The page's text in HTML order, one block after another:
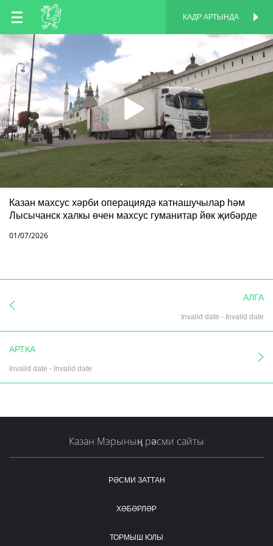
TT
RU
КАДР АРТЫНДА
Казан махсус хәрби операциядә катнашучылар һәм
Лысычанск халкы өчен махсус гуманитар йөк җибәрде
01/07/2026
АЛГА
Invalid date - Invalid date
АРТКА
Invalid date - Invalid date
Казан Мэрының рәсми сайты
РӘСМИ ЗАТТАН
ХӘБӘРЛӘР
ТОРМЫШ ЮЛЫ
КАДР АРТЫНДА